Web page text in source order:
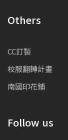
Others
CC訂製
校服翻轉計畫
南國印花鋪
Follow us